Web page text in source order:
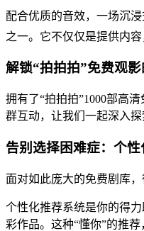
配合优质的音效，一场沉
之一。它不仅仅是提供内
解锁“拍拍拍”免费观影
拥有了“拍拍拍”1000部高
群互动，让我们一起深入探
告别选择困难症：个
面对如此庞大的免费剧库
个性化推荐系统是你的得
彩作品。这种“懂你”的推